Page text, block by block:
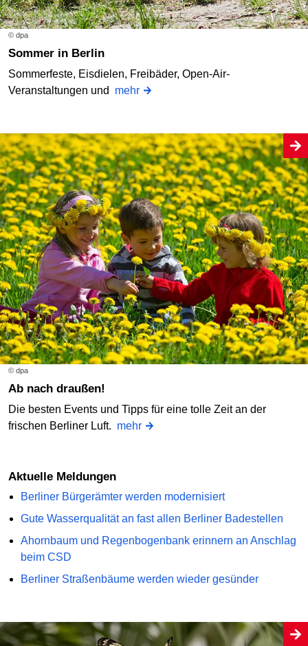
© dpa
Sommer in Berlin
Sommerfeste, Eisdielen, Freibäder, Open-Air-
Veranstaltungen und mehr
© dpa
Ab nach draußen!
Die besten Events und Tipps für eine tolle Zeit an der
frischen Berliner Luft. mehr
Aktuelle Meldungen
Berliner Bürgerämter werden modernisiert
Gute Wasserqualität an fast allen Berliner Badestellen
Ahornbaum und Regenbogenbank erinnern an Anschlag
beim CSD
Berliner Straßenbäume werden wieder gesünder